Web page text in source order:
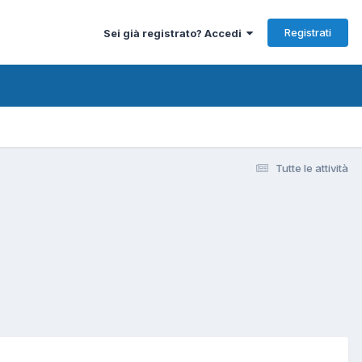
Sei già registrato? Accedi Registrati
Tutte le attività